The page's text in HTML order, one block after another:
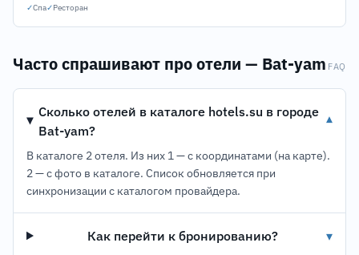
✓Спа✓Ресторан
Часто спрашивают про отели — Bat-yam FAQ
Сколько отелей в каталоге hotels.su в городе
Bat-yam?
▾
В каталоге 2 отеля. Из них 1 — с координатами (на карте).
2 — с фото в каталоге. Список обновляется при
синхронизации с каталогом провайдера.
Как перейти к бронированию? ▾